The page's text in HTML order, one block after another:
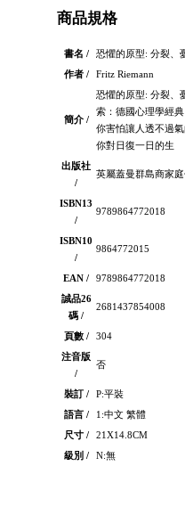
商品規格
書名 /
恐懼的原型: 分裂、
作者 /
Fritz Riemann
簡介 /
恐懼的原型: 分裂、
索：德國心理學經
你害怕讓人透不過
你對日復一日的生
出版社
/
英屬蓋曼群島商家
ISBN13
/
9789864772018
ISBN10
/
9864772015
EAN /
9789864772018
誠品26
碼 /
2681437854008
頁數 /
304
注音版
/
否
裝訂 /
P:平裝
語言 /
1:中文 繁體
尺寸 /
21X14.8CM
級別 /
N:無